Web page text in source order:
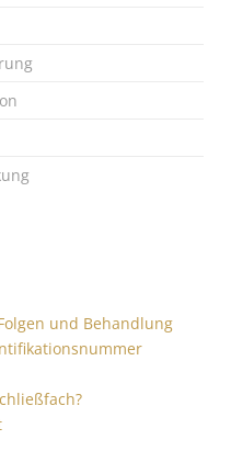
und Behandlung